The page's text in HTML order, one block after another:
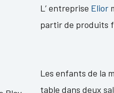
L’ entreprise Elior
partir de produits
Les enfants de la
table dans deux